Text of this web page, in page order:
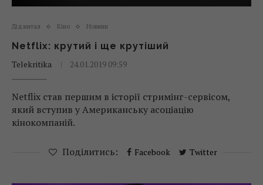
Діджитал Кіно Новини
Netflix: крутий і ще крутіший
Telekritika
24.01.2019 09:59
Netflix став першим в історії стримінг-сервісом,
який вступив у Американську асоціацію
кінокомпаній.
Поділитись: Facebook Twitter